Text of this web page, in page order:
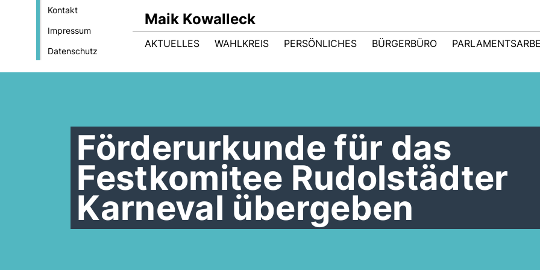
Kontakt
Impressum
Datenschutz
Maik Kowalleck
AKTUELLES WAHLKREIS PERSÖNLICHES BÜRGERBÜRO
Förderurkunde für das
Festkomitee Rudolstädter
Karneval übergeben